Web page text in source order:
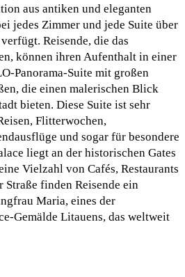
aus antiken und eleganten
jedes Zimmer und jede Suite über
Reisende, die das
können ihren Aufenthalt in einer
Panorama-Suite mit großen
die einen malerischen Blick
bieten. Diese Suite ist sehr
Flitterwochen,
und sogar für besondere
liegt an der historischen Gates
Vielzahl von Cafés, Restaurants
finden Reisende ein
Maria, eines der
Gemälde Litauens, das weltweit